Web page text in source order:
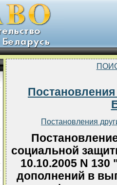
Постановления
социальной
10.10.2005 N
дополнений в